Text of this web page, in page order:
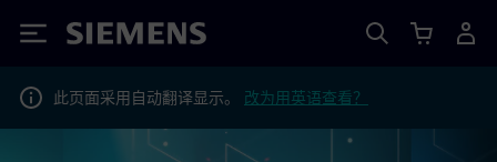
Siemens
此页面采用自动翻译显示。 改为用英语查看？